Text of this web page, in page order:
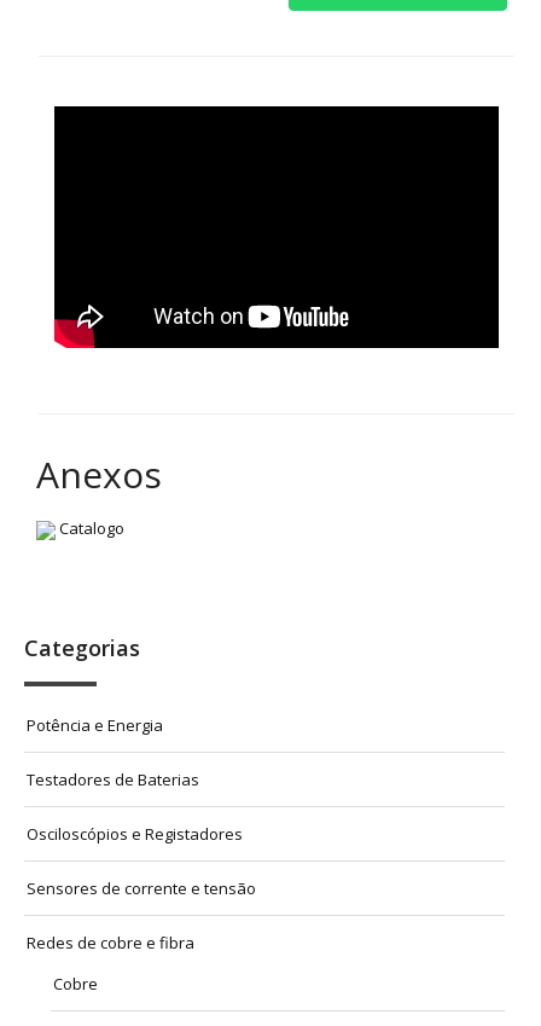
Anexos
Catalogo
Categorias
Potência e Energia
Testadores de Baterias
Osciloscópios e Registadores
Sensores de corrente e tensão
Redes de cobre e fibra
Cobre